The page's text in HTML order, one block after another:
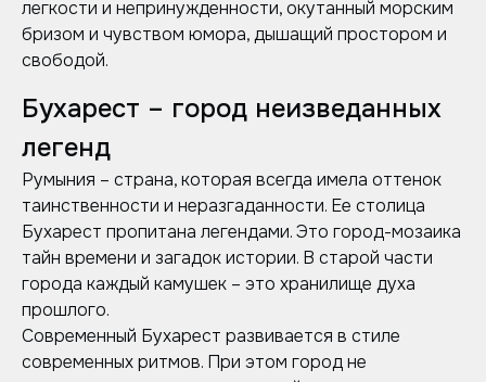
легкости и непринужденности, окутанный морским
бризом и чувством юмора, дышащий простором и
свободой.
Бухарест – город неизведанных
легенд
Румыния – страна, которая всегда имела оттенок
таинственности и неразгаданности. Ее столица
Бухарест пропитана легендами. Это город-мозаика
тайн времени и загадок истории. В старой части
города каждый камушек – это хранилище духа
прошлого.
Современный Бухарест развивается в стиле
современных ритмов. При этом город не